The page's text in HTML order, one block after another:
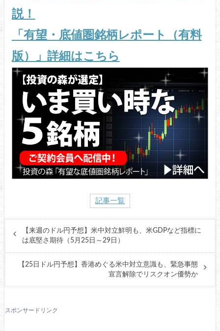
説！
「有望・底値圏銘柄レポート（有料
版）」詳細はこちら
記事一覧
【来週のドル円予想】米中対立鮮明も、米GDPなど指標に
は底堅さ期待（5月25日～29日）
【25日ドル円予想】香港めぐる米中対立意識も、緊急事態
宣言解除でリスクオン優勢か
スポンサードリンク